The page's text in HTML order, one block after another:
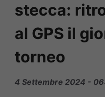
stecca:
al GPS il
torneo
4 Settembre 2024 -